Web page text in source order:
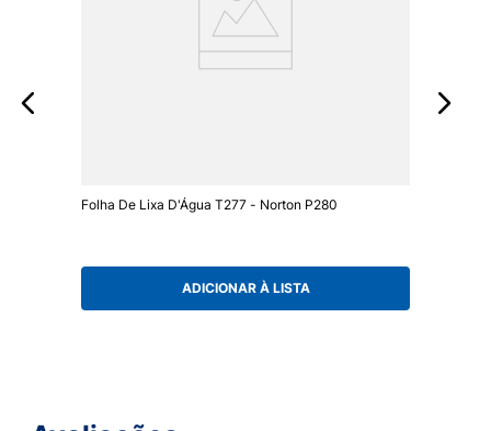
Folha De Lixa D'Água T277 - Norton P280
ADICIONAR À LISTA